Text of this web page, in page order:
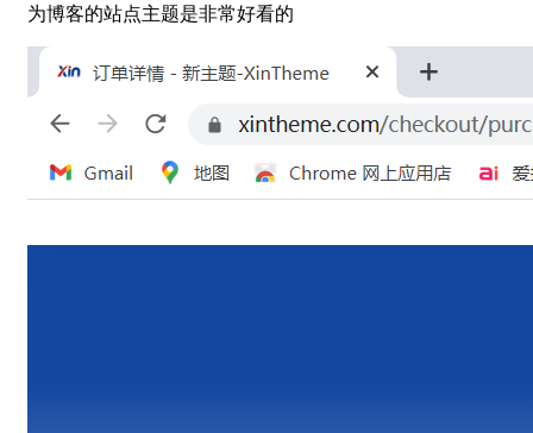
为博客的站点主题是非常好看的